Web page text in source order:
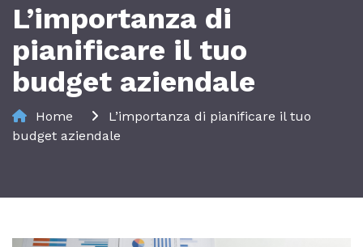
L’importanza di
pianificare il tuo
budget aziendale
Home
L’importanza di pianificare il tuo
budget aziendale